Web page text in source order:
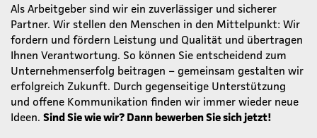
Als Arbeitgeber sind wir ein zuverlässiger und sicherer
Partner. Wir stellen den Menschen in den Mittelpunkt: Wir
fordern und fördern Leistung und Qualität und übertragen
Ihnen Verantwortung. So können Sie entscheidend zum
Unternehmenserfolg beitragen – gemeinsam gestalten wir
erfolgreich Zukunft. Durch gegenseitige Unterstützung
und offene Kommunikation finden wir immer wieder neue
Ideen. Sind Sie wie wir? Dann bewerben Sie sich jetzt!